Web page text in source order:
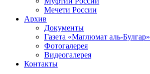
Мечети России
Архив
Документы
Газета «Маглюмат аль-Булгар»
Фотогалерея
Видеогалерея
Контакты